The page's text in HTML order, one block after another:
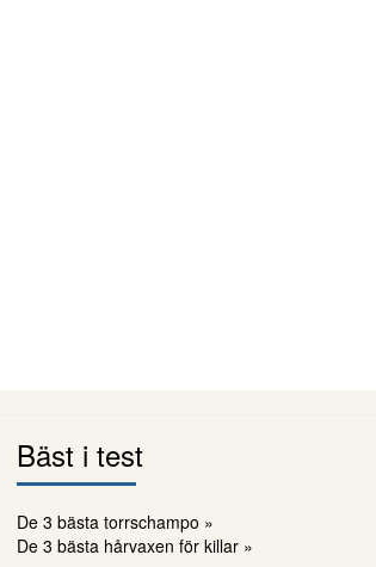
Bäst i test
De 3 bästa torrschampo »
De 3 bästa hårvaxen för killar »